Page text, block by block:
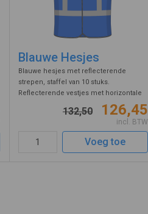
Blauwe Hesjes
Blauwe hesjes met reflecterende
strepen, staffel van 10 stuks.
Reflecterende vestjes met horizontale
en verticale reflectiestrepen en
klittenband sluiting. Door het dragen
van een veiligheidshesje bent u snel
herken ...
132,50 126,45
incl. BTW
Voeg toe